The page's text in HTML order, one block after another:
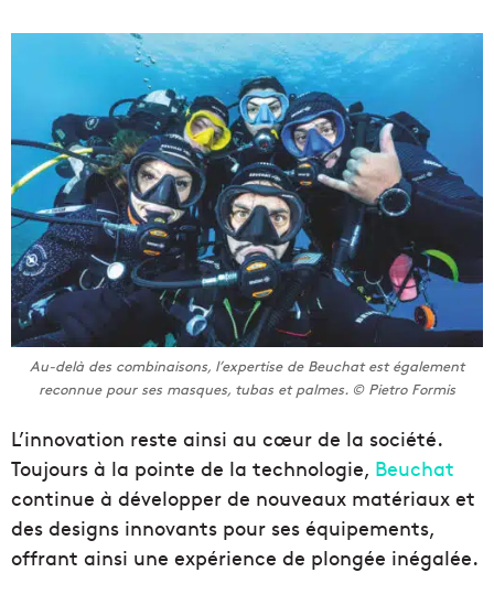
Au-delà des combinaisons, l’expertise de Beuchat est également
reconnue pour ses masques, tubas et palmes. © Pietro Formis
L’innovation reste ainsi au cœur de la société.
Toujours à la pointe de la technologie, Beuchat
continue à développer de nouveaux matériaux et
des designs innovants pour ses équipements,
offrant ainsi une expérience de plongée inégalée.